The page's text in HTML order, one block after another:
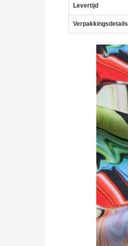
Levertijd
Verpakkingsdetails